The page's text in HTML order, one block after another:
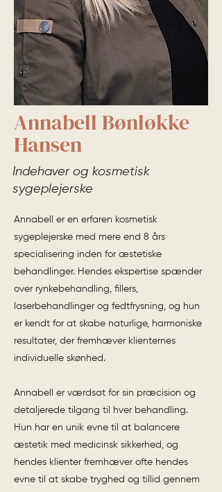
Annabell Bønløkke
Hansen
Indehaver og kosmetisk
sygeplejerske
Annabell er en erfaren kosmetisk
sygeplejerske med mere end 8 års
specialisering inden for æstetiske
behandlinger. Hendes ekspertise spænder
over rynkebehandling, fillers,
laserbehandlinger og fedtfrysning, og hun
er kendt for at skabe naturlige, harmoniske
resultater, der fremhæver klienternes
individuelle skønhed.
Annabell er værdsat for sin præcision og
detaljerede tilgang til hver behandling.
Hun har en unik evne til at balancere
æstetik med medicinsk sikkerhed, og
hendes klienter fremhæver ofte hendes
evne til at skabe tryghed og tillid gennem